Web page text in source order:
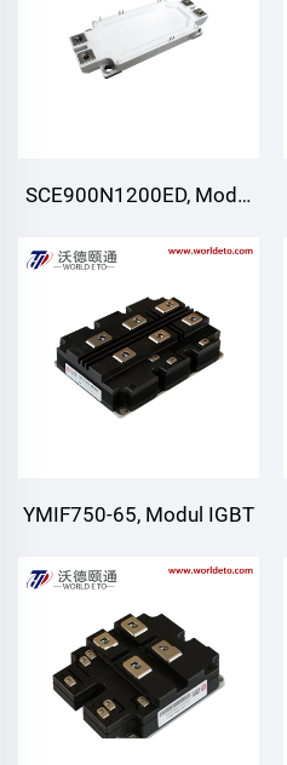
SCE900N1200ED, Modul
YMIF750-65, Modul IGBT